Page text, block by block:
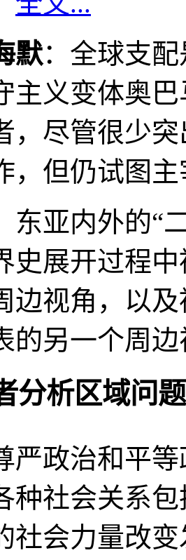
默：全球支
主义变体奥
，尽管很少
，但仍试图
东亚内外的“
史展开过程
边视角，以
的另一个周
分析区域问题
严政治和平
种社会关系
社会力量改